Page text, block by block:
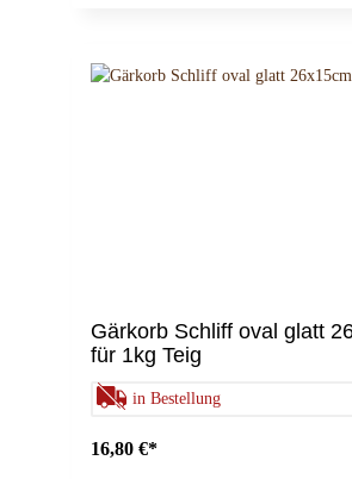
Gärkorb Schliff oval glatt
für 1kg Teig
in Bestellung
16,80 €*